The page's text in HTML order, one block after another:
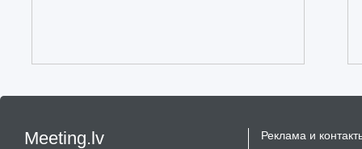
Meeting.lv
Реклама и